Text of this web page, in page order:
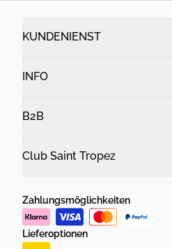
KUNDENIENST
INFO
B2B
Club Saint Tropez
Zahlungsmöglichkeiten
Lieferoptionen